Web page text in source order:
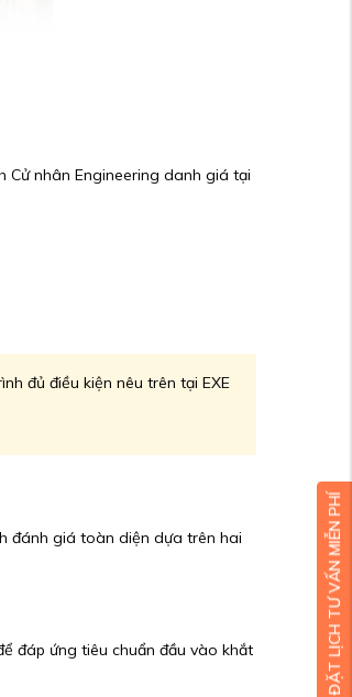
Cử nhân Engineering danh giá tại
đủ điều kiện nêu trên tại EXE
đánh giá toàn diện dựa trên hai
đáp ứng tiêu chuẩn đầu vào khắt
ĐẶT LỊCH TƯ VẤN MIỄN PHÍ